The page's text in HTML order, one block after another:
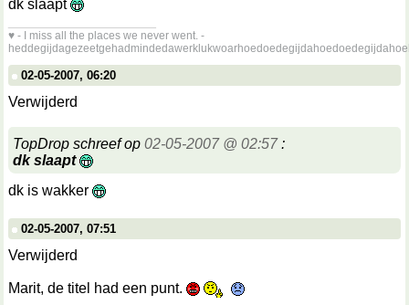
dk slaapt
♥ - I miss all the places we never went. -
02-05-2007, 06:20
Verwijderd
TopDrop schreef op 02-05-2007 @ 02:57:
dk slaapt
dk is wakker
02-05-2007, 07:51
Verwijderd
Marit, de titel had een punt.